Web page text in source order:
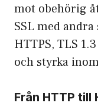
mot obehörig
SSL med
HTTPS, TLS
och styrka
Från HTTP till